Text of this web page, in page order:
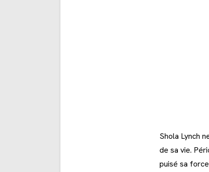
Shola Lynch
de sa vie.
puisé sa